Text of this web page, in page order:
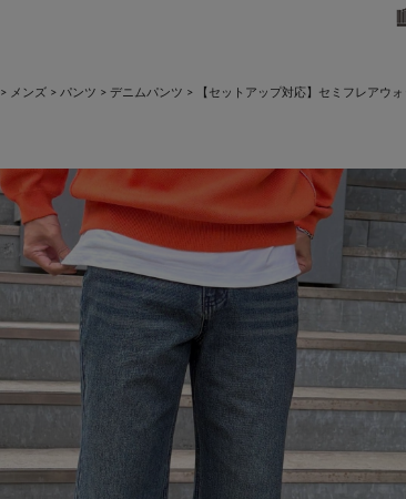
> メンズ > パンツ > デニムパンツ > 【セットアップ対応】セミフレアウ